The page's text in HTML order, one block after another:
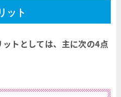
ット
トとしては、主に次の4点